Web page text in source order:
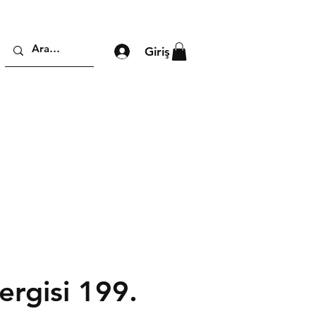
Giriş
199.